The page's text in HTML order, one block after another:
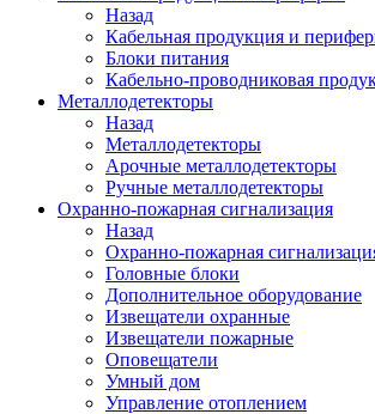
Назад
Кабельная продукция и
Блоки питания
Кабельно-проводниковая
Металлодетекторы
Назад
Металлодетекторы
Арочные металлодетекторы
Ручные металлодетекторы
Охранно-пожарная сигнализация
Назад
Охранно-пожарная
Головные блоки
Дополнительное оборудование
Извещатели охранные
Извещатели пожарные
Оповещатели
Умный дом
Управление отоплением